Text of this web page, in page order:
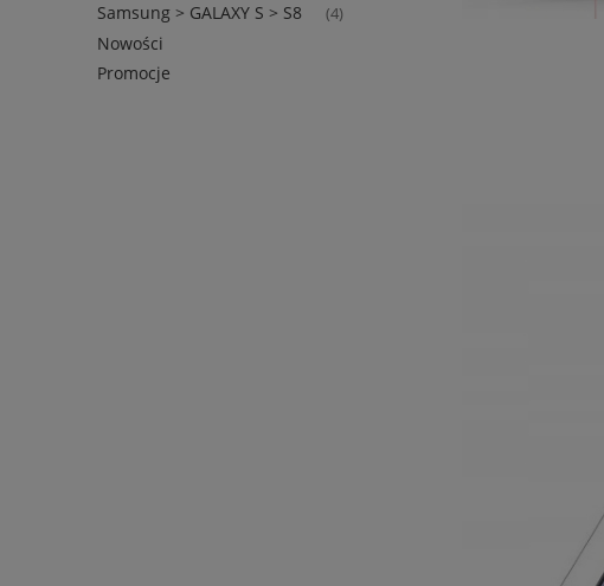
Samsung > GALAXY S > S8 (4)
Nowości
Promocje